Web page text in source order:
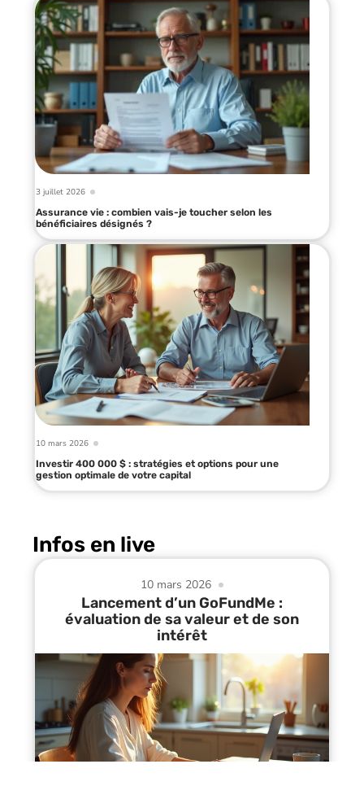
3 juillet 2026
Assurance vie : combien vais-je toucher selon les
bénéficiaires désignés ?
10 mars 2026
Investir 400 000 $ : stratégies et options pour une
gestion optimale de votre capital
Infos en live
10 mars 2026
Lancement d’un GoFundMe :
évaluation de sa valeur et de son
intérêt